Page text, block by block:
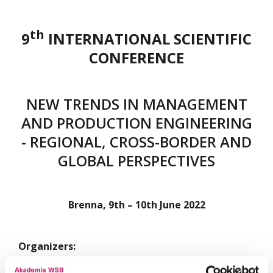
Organizing Committee
Organizers 2017
Patronage and Sponsorship 2017
Conference Topics 2016
Conference Scientific Council 2016
Conference Program 2015
Organizers 2015
Organisation Board 2015
Patronage and Sponsorship 2015
9th INTERNATIONAL SCIENTIFIC
CONFERENCE
NEW TRENDS IN MANAGEMENT
AND PRODUCTION ENGINEERING
- REGIONAL, CROSS-BORDER AND
GLOBAL PERSPECTIVES
Brenna, 9th – 10th June 2022
Organizers: